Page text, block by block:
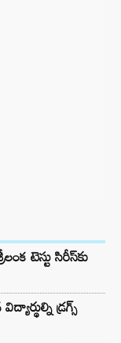
టెస్టు సిరీస్‌కు
డ్రగ్స్